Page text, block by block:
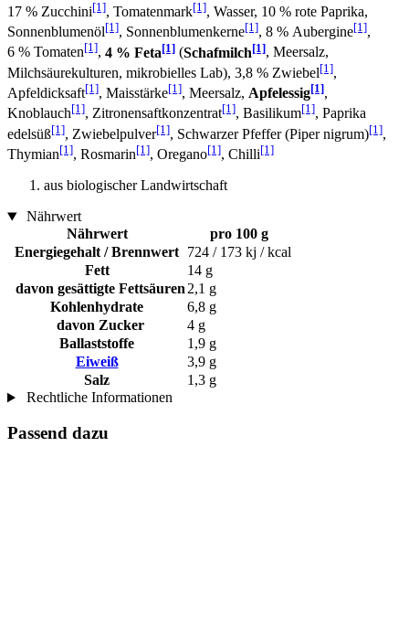
17 % Zucchini[1], Tomatenmark[1], Wasser, 10 % rote Paprika,
Sonnenblumenöl[1], Sonnenblumenkerne[1], 8 % Aubergine[1],
6 % Tomaten[1], 4 % Feta[1] (Schafmilch[1], Meersalz,
Milchsäurekulturen, mikrobielles Lab), 3,8 % Zwiebel[1],
Apfeldicksaft[1], Maisstärke[1], Meersalz, Apfelessig[1],
Knoblauch[1], Zitronensaftkonzentrat[1], Basilikum[1], Paprika
edelsüß[1], Zwiebelpulver[1], Schwarzer Pfeffer (Piper nigrum)[1],
Thymian[1], Rosmarin[1], Oregano[1], Chilli[1]
aus biologischer Landwirtschaft
Nährwert
Nährwert
pro 100 g
Energiegehalt / Brennwert 724 / 173 kj / kcal
Fett
14 g
davon gesättigte Fettsäuren 2,1 g
Kohlenhydrate
6,8 g
davon Zucker
4 g
Ballaststoffe
1,9 g
Eiweiß
3,9 g
Salz
1,3 g
Rechtliche Informationen
Passend dazu